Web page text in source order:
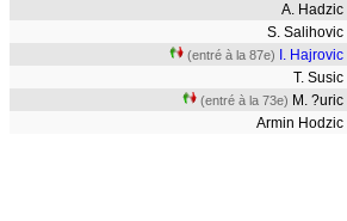
A. Hadzic
S. Salihovic
(entré à la 87e)
I. Hajrovic
T. Susic
(entré à la 73e) M. ?uric
Armin Hodzic